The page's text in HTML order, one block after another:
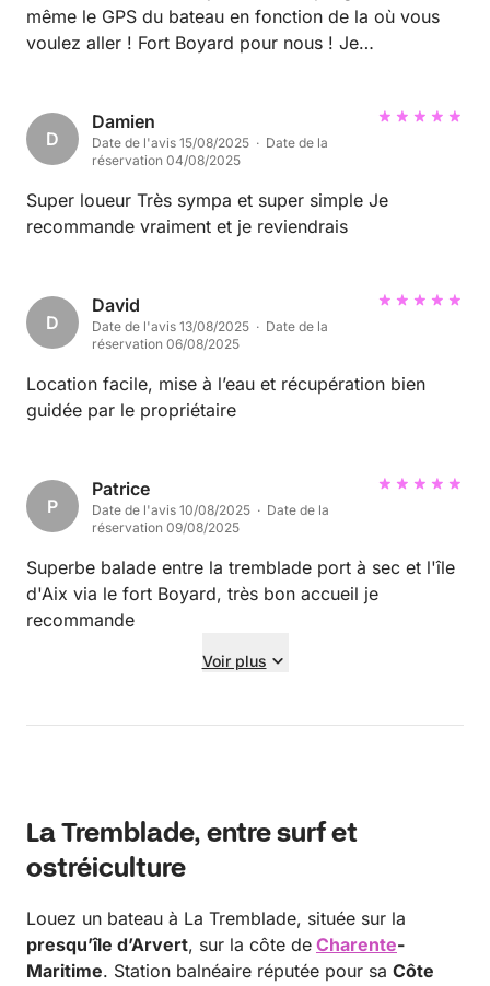
même le GPS du bateau en fonction de la où vous
voulez aller ! Fort Boyard pour nous ! Je
D
Damien
Date de l'avis 15/08/2025 · Date de la
réservation 04/08/2025
Super loueur Très sympa et super simple Je
recommande vraiment et je reviendrais
D
David
Date de l'avis 13/08/2025 · Date de la
réservation 06/08/2025
Location facile, mise à l’eau et récupération bien
guidée par le propriétaire
P
Patrice
Date de l'avis 10/08/2025 · Date de la
réservation 09/08/2025
Superbe balade entre la tremblade port à sec et l'île
d'Aix via le fort Boyard, très bon accueil je
recommande
Voir plus
La Tremblade, entre surf et
ostréiculture
Louez un bateau à La Tremblade, située sur la
presqu’île d’Arvert, sur la côte de Charente-
Maritime. Station balnéaire réputée pour sa Côte